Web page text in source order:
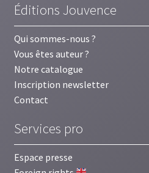
Éditions Jouvence
Qui sommes-nous ?
Vous êtes auteur ?
Notre catalogue
Inscription newsletter
Contact
Services pro
Espace presse